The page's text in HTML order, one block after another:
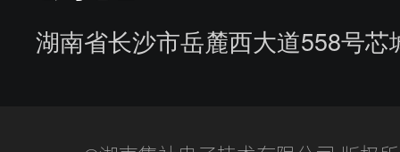
湖南省长沙市岳麓西大道558号芯